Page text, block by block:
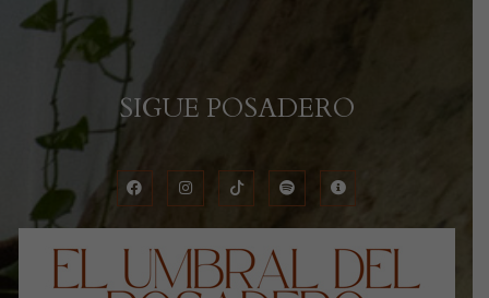
SIGUE POSADERO